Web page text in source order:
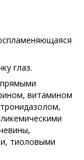
глаз.
витамином
тиоловыми